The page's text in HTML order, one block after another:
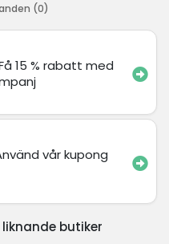
(0)
15 % rabatt med
vår kupong
butiker